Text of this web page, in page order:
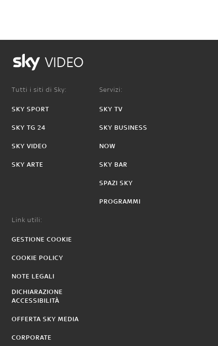
VIDEO
Tutti i siti di Sky:
SKY SPORT
SKY TG 24
SKY VIDEO
SKY ARTE
Servizi:
SKY TV
SKY BUSINESS
NOW
SKY BAR
SPAZI SKY
PROGRAMMI
Link utili:
GESTIONE COOKIE
COOKIE POLICY
NOTE LEGALI
DICHIARAZIONE
ACCESSIBILITÀ
OFFERTA SKY MEDIA
CORPORATE